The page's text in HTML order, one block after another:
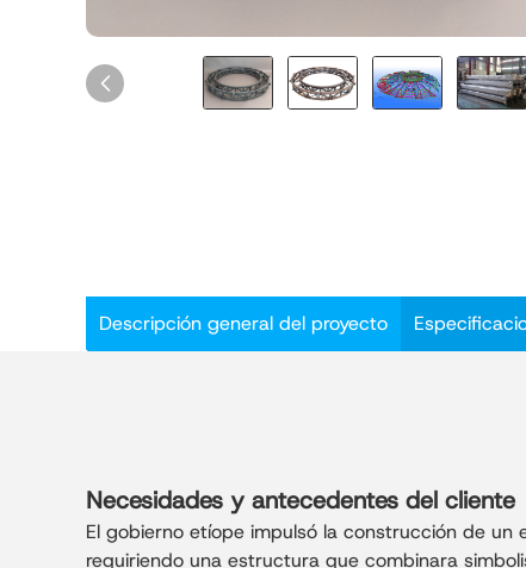
Descripción general del proyecto
Necesidades y antecedentes del cliente
El gobierno etíope impulsó la construcción de
requiriendo una estructura que combinara